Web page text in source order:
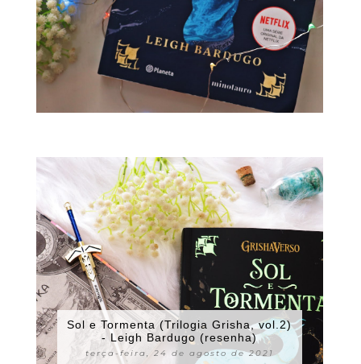
Sol e Tormenta (Trilogia Grisha, vol.2)
- Leigh Bardugo (resenha)
terça-feira, 24 de agosto de 2021